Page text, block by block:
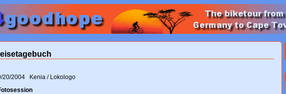
20/2004 Kenia / Lokologo